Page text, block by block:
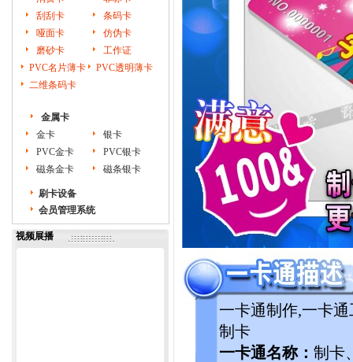
一卡通制作,一卡
制卡
一卡通名称： 制卡
刮刮卡
条码卡
哑面卡
仿伪卡
磨砂卡
工作证
PVC名片薄卡
PVC透明薄卡
二维条码卡
金属卡
金卡
银卡
PVC金卡
PVC银卡
磁条金卡
磁条银卡
刷卡设备
会员管理系统
视频展播